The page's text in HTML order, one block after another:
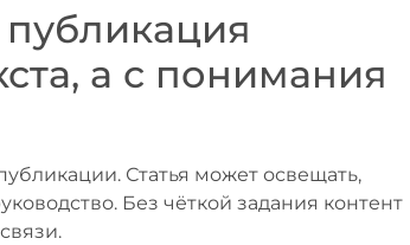
а с понимания
Статья может освещать,
Без чёткой задания контент